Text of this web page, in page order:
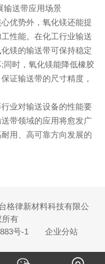
送带应用场景
优势外，氧化镁还能提
性能。在化工行业输送
镁的输送带可保持稳定
同时，氧化镁能降低橡胶
证输送带的尺寸精度，
业对输送设备的性能要
带领域的应用将愈发广
用、高可靠方向发展的
格律新材料科技有限公
所有
号-1 企业分站